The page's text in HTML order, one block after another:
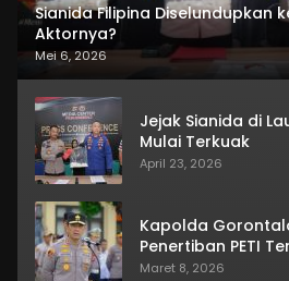
Sianida Filipina Diselundupkan
Aktornya?
Mei 6, 2026
Jejak Sianida di
Mulai Terkuak
April 23, 2026
Kapolda
Penertiban PETI
Maret 8, 2026